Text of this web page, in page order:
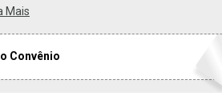
Mais
Convênio